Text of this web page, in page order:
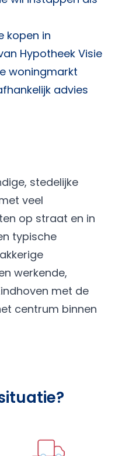
kopen in
Hypotheek Visie
woningmarkt
advies
stedelijke
veel
op straat en in
typische
werkende,
met de
centrum binnen